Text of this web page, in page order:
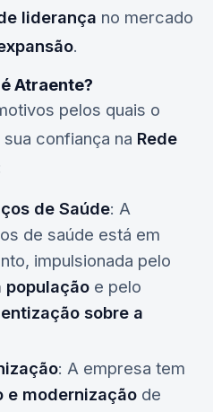
liderança no mercado
.
Atraente?
pelos quais o
confiança na Rede
de Saúde: A
de saúde está em
impulsionada pelo
população e pelo
sobre a
: A empresa tem
e modernização de